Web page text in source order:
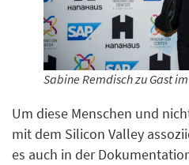
Sabine Remdisch zu Gast
Um diese Menschen und
mit dem Silicon Valley
es auch in der